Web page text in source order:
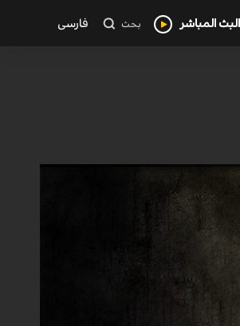
البث المباشر بحث فارسی